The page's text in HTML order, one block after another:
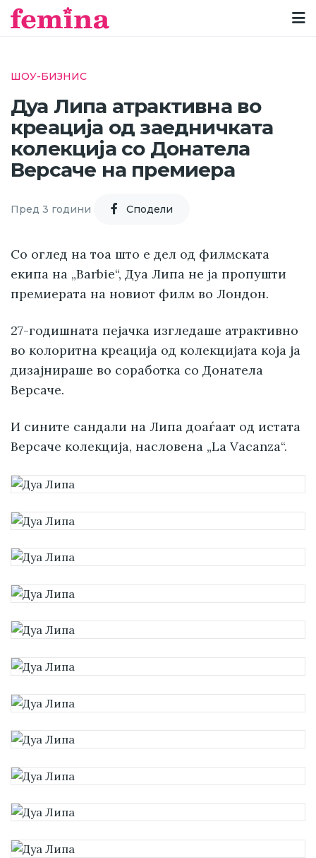
ШОУ-БИЗНИС
Дуа Липа атрактивна во
креација од заедничката
колекција со Донатела
Версаче на премиера
Пред 3 години Cподели
Со оглед на тоа што е дел од филмската
екипа на „Barbie“, Дуа Липа не ја пропушти
премиерата на новиот филм во Лондон.
27-годишната пејачка изгледаше атрактивно
во колоритна креација од колекцијата која ја
дизајнираше во соработка со Донатела
Версаче.
И сините сандали на Липа доаѓаат од истата
Версаче колекција, насловена „La Vacanza“.